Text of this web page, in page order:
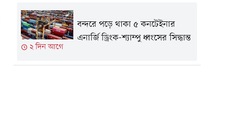
২ দিন আগে
বন্দরে পড়ে থাকা ৫ কনটেইনার
এনার্জি ড্রিংক-শ্যাম্পু ধ্বংসের সিদ্ধান্ত